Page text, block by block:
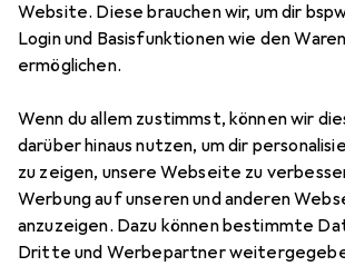
Website. Diese brauchen wir, um dir
Login und Basisfunktionen wie den
ermöglichen.
Wenn du allem zustimmst, können wir
darüber hinaus nutzen, um dir
zu zeigen, unsere Webseite zu
Werbung auf unseren und anderen
anzuzeigen. Dazu können bestimmte
Dritte und Werbepartner
MENGENRABATT
Hund beige, Pfote
Preis in EUR inkl. MwSt.
EUR
8,37 SpareEUR
1,88
Bewertungen
Mehr